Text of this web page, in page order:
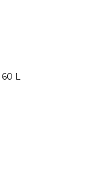
60 L